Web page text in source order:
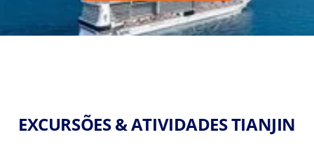
EXCURSÕES & ATIVIDADES TIANJIN